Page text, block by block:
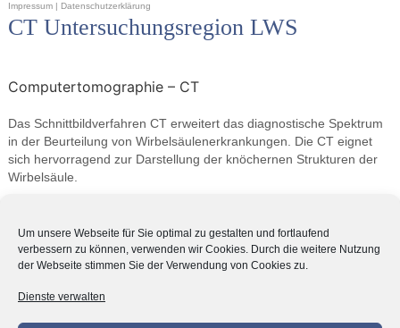
Um unsere Webseite für Sie optimal zu gestalten und fortlaufend
verbessern zu können, verwenden wir Cookies. Durch die weitere Nutzung
der Webseite stimmen Sie der Verwendung von Cookies zu.
Dienste verwalten
Impressum| Datenschutzerklärung
CT Untersuchungsregion LWS
Computertomographie – CT
Das Schnittbildverfahren CT erweitert das diagnostische Spektrum
in der Beurteilung von Wirbelsäulenerkrankungen. Die CT eignet
sich hervorragend zur Darstellung der knöchernen Strukturen der
Wirbelsäule.
Fragestellungen zu Krankheitsbilder im CT:
Abnutzung des Bandscheibenfächers
Arthrosen der Wirbelgelenke
Einengung Spinalkanal